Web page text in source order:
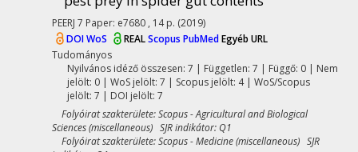
PEERJ 7 Paper: e7680 , 14 p. (2019)
DOIWoS REALScopus PubMedEgyéb URL
Tudományos
Nyilvános idéző összesen: 7 | Független: 7 | Függő: 0 | Nem
jelölt: 0 | WoS jelölt: 7 | Scopus jelölt: 4 | WoS/Scopus
jelölt: 7 | DOI jelölt: 7
Folyóirat szakterülete: Scopus - Agricultural and Biological
Sciences (miscellaneous) SJR indikátor: Q1
Folyóirat szakterülete: Scopus - Medicine (miscellaneous) SJR